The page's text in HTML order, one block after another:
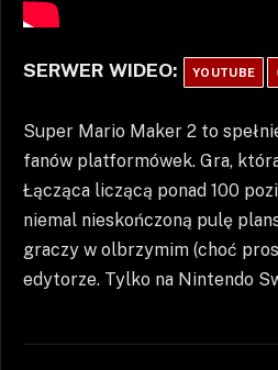
SERWER WIDEO: YOUTUBE
Super Mario Maker 2 to
fanów platformówek. Gra,
Łącząca liczącą ponad 100
niemal nieskończoną pulę
graczy w olbrzymim (choć
edytorze. Tylko na Nintendo